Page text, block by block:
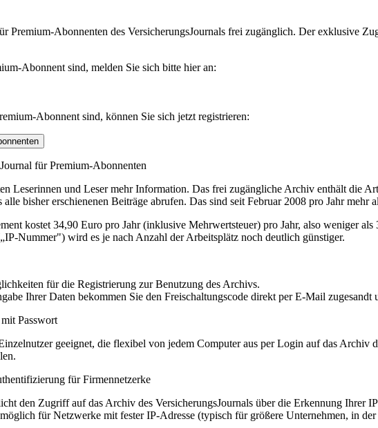
Premium-Abonnenten des VersicherungsJournals frei zugänglich. Der exklusive
Abonnent sind, melden Sie sich bitte hier an:
Abonnent sind, können Sie sich jetzt registrieren:
für Premium-Abonnenten
Leserinnen und Leser mehr Information. Das frei zugängliche Archiv enthält die
alle bisher erschienenen Beiträge abrufen. Das sind seit Februar 2008 pro Jahr
kostet 34,90 Euro pro Jahr (inklusive Mehrwertsteuer) pro Jahr, also weniger
Nummer") wird es je nach Anzahl der Arbeitsplätz noch deutlich günstiger.
für die Registrierung zur Benutzung des Archivs.
Ihrer Daten bekommen Sie den Freischaltungscode direkt per E-Mail
Passwort
geeignet, die flexibel von jedem Computer aus per Login auf das Archiv
für Firmennetzerke
den Zugriff auf das Archiv des VersicherungsJournals über die Erkennung Ihrer
für Netzwerke mit fester IP-Adresse (typisch für größere Unternehmen, in